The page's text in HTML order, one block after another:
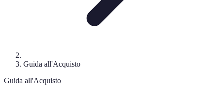
Guida all'Acquisto
Guida all'Acquisto